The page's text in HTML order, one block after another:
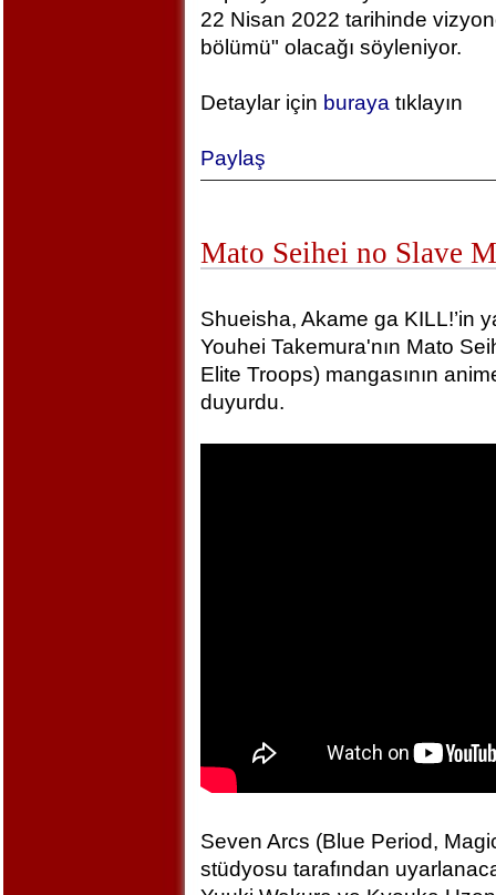
22 Nisan 2022 tarihinde
bölümü" olacağı söyleniyor.
Detaylar için buraya tıklayın
Paylaş
Mato Seihei no Slave
Shueisha, Akame ga KILL!’in
Youhei Takemura'nın Mato
Elite Troops) mangasının
duyurdu.
Seven Arcs (Blue Period,
stüdyosu tarafından